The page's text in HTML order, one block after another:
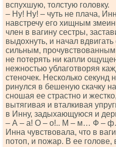
вспухшую, толстую головку.
– Ну! Ну! – чуть не плача,
навстречу его хищным
член в вагину сестры,
выдохнуть, и начал
сильным,
не потерять ни капли
нежностью ублаготворяя
стеночек. Несколько
ринулся в бешеную скачку
сношая ее страстно и
вытягивая и вталкивая
в Инну, задыхающуюся и
– А – а! О – о!.. М – м… Ф –
Инна чувствовала, что в
потоп, и пожар. В ее